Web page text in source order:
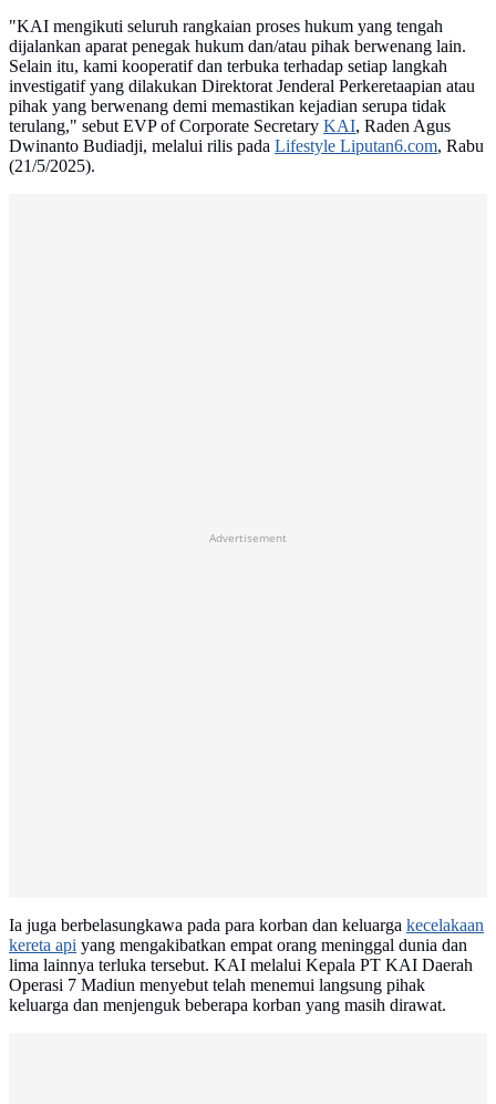
"KAI mengikuti seluruh rangkaian proses hukum yang tengah
dijalankan aparat penegak hukum dan/atau pihak berwenang lain.
Selain itu, kami kooperatif dan terbuka terhadap setiap langkah
investigatif yang dilakukan Direktorat Jenderal Perkeretaapian atau
pihak yang berwenang demi memastikan kejadian serupa tidak
terulang," sebut EVP of Corporate Secretary KAI, Raden Agus
Dwinanto Budiadji, melalui rilis pada Lifestyle Liputan6.com, Rabu
(21/5/2025).
Advertisement
Ia juga berbelasungkawa pada para korban dan keluarga kecelakaan
kereta api yang mengakibatkan empat orang meninggal dunia dan
lima lainnya terluka tersebut. KAI melalui Kepala PT KAI Daerah
Operasi 7 Madiun menyebut telah menemui langsung pihak
keluarga dan menjenguk beberapa korban yang masih dirawat.